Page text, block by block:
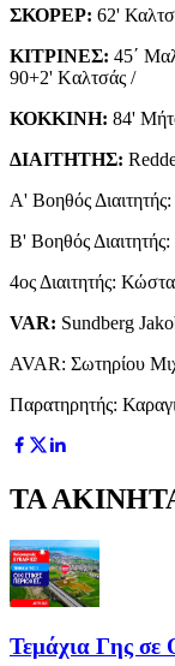
ΣΚΟΡΕΡ: 62'
ΚΙΤΡΙΝΕΣ: 45΄
90+2' Kαλτσάς /
ΚΟΚΚΙΝΗ: 84'
ΔΙΑΙΤΗΤΗΣ:
Α' Βοηθός
Β' Βοηθός
4ος Διαιτητής:
VAR: Sundberg
AVAR: Σωτηρίου
Παρατηρητής:
ΤΑ
Τεμάχια Γης σε